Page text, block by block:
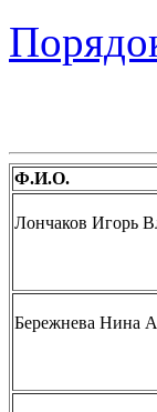
Ф.И.О.
Лончаков Игорь
Бережнева Нина